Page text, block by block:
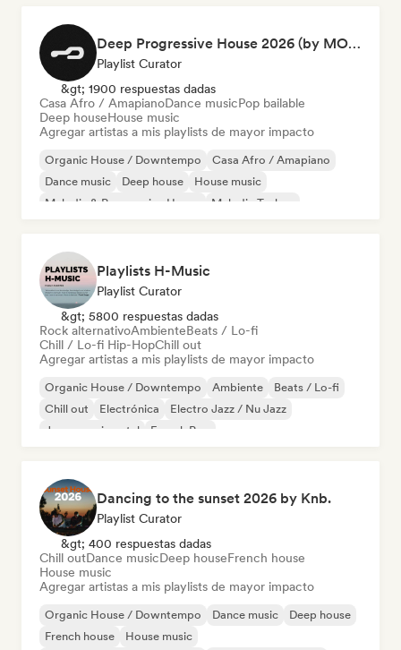
Deep Progressive House 2026 (by MODERNDEEP)
Playlist Curator
&gt; 1900 respuestas dadas
Casa Afro / AmapianoDance musicPop bailable
Deep houseHouse music
Agregar artistas a mis playlists de mayor impacto
Organic House / Downtempo
Casa Afro / Amapiano
Dance music
Deep house
House music
Melodic & Progressive House
Melodic Techno
Playlists H-Music
Playlist Curator
&gt; 5800 respuestas dadas
Rock alternativoAmbienteBeats / Lo-fi
Chill / Lo-fi Hip-HopChill out
Agregar artistas a mis playlists de mayor impacto
Organic House / Downtempo Ambiente
Beats / Lo-fi
Chill out
Electrónica
Electro Jazz / Nu Jazz
Jazz experimental
French Pop
Dancing to the sunset 2026 by Knb.
Playlist Curator
&gt; 400 respuestas dadas
Chill outDance musicDeep houseFrench house
House music
Agregar artistas a mis playlists de mayor impacto
Organic House / Downtempo Dance music
Deep house
French house
House music